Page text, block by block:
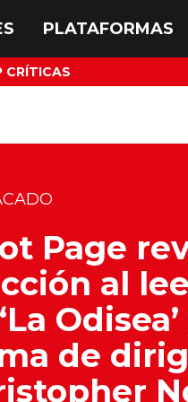
CRÍTICAS
Page
al
de